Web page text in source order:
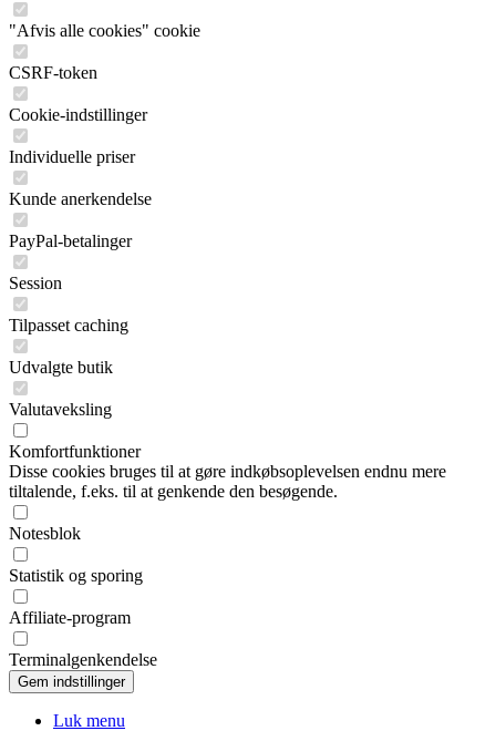
"Afvis alle cookies" cookie
CSRF-token
Cookie-indstillinger
Individuelle priser
Kunde anerkendelse
PayPal-betalinger
Session
Tilpasset caching
Udvalgte butik
Valutaveksling
Komfortfunktioner
Disse cookies bruges til at gøre indkøbsoplevelsen endnu mere
tiltalende, f.eks. til at genkende den besøgende.
Notesblok
Statistik og sporing
Affiliate-program
Terminalgenkendelse
Luk menu